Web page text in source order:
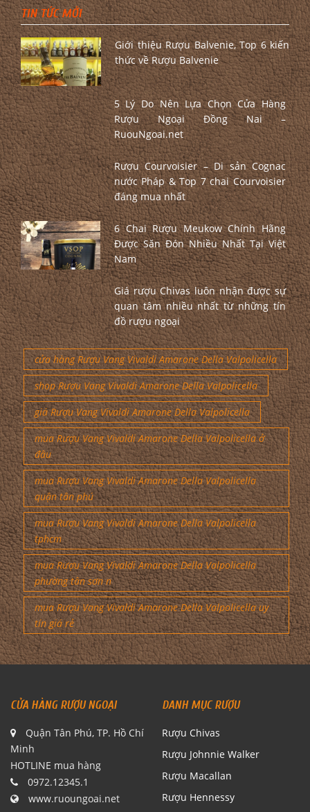
TIN TỨC MỚI
Giới thiệu Rượu Balvenie, Top 6 kiến
thức về Rượu Balvenie
5 Lý Do Nên Lựa Chọn Cửa Hàng
Rượu Ngoại Đồng Nai –
RuouNgoai.net
Rượu Courvoisier – Di sản Cognac
nước Pháp & Top 7 chai Courvoisier
đáng mua nhất
6 Chai Rượu Meukow Chính Hãng
Được Săn Đón Nhiều Nhất Tại Việt
Nam
Giá rượu Chivas luôn nhận được sự
quan tâm nhiều nhất từ những tín
đồ rượu ngoại
cửa hàng Rượu Vang Vivaldi Amarone Della Valpolicella
shop Rượu Vang Vivaldi Amarone Della Valpolicella
giá Rượu Vang Vivaldi Amarone Della Valpolicella
mua Rượu Vang Vivaldi Amarone Della Valpolicella ở
đâu
mua Rượu Vang Vivaldi Amarone Della Valpolicella
quận tân phú
mua Rượu Vang Vivaldi Amarone Della Valpolicella
tphcm
mua Rượu Vang Vivaldi Amarone Della Valpolicella
phường tân sơn n
mua Rượu Vang Vivaldi Amarone Della Valpolicella uy
tín giá rẻ
CỬA HÀNG RƯỢU NGOẠI
Quận Tân Phú, TP. Hồ Chí
Minh
HOTLINE mua hàng
0972.12345.1
www.ruoungoai.net
DANH MỤC RƯỢU
Rượu Chivas
Rượu Johnnie Walker
Rượu Macallan
Rượu Hennessy